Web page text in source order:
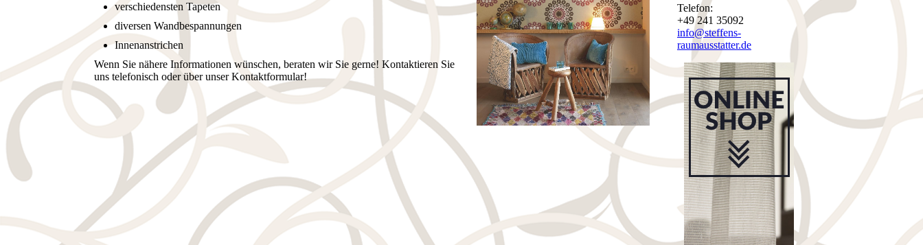
verschiedensten Tapeten
diversen Wandbespannungen
Innenanstrichen
Wenn Sie nähere Informationen wünschen, beraten wir Sie gerne! Kontaktieren Sie
uns telefonisch oder über unser Kontaktformular!
Telefon:
+49 241 35092
info@steffens-
raumausstatter.de